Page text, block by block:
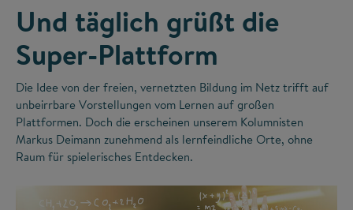
Und täglich grüßt die
Super-Plattform
Die Idee von der freien, vernetzten Bildung im Netz trifft auf
unbeirrbare Vorstellungen vom Lernen auf großen
Plattformen. Doch die erscheinen unserem Kolumnisten
Markus Deimann zunehmend als lernfeindliche Orte, ohne
Raum für spielerisches Entdecken.